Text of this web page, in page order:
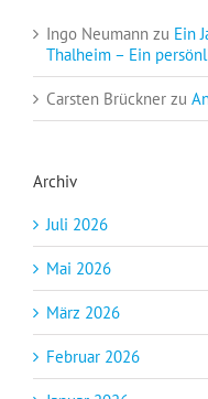
Ingo Neumann zu Ein
Thalheim – Ein
Carsten Brückner zu
Archiv
Juli 2026
Mai 2026
März 2026
Februar 2026